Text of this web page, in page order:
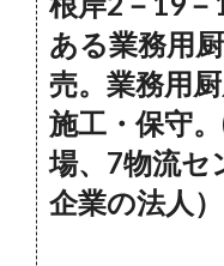
ある業務用
売。業務用
施工・保守
場、7物流セ
企業の法人）